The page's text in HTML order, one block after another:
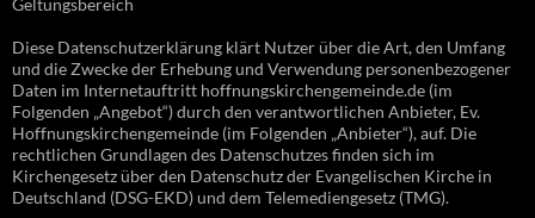
Geltungsbereich
Diese Datenschutzerklärung klärt Nutzer über die Art, den Umfang
und die Zwecke der Erhebung und Verwendung personenbezogener
Daten im Internetauftritt hoffnungskirchengemeinde.de (im
Folgenden „Angebot“) durch den verantwortlichen Anbieter, Ev.
Hoffnungskirchengemeinde (im Folgenden „Anbieter“), auf. Die
rechtlichen Grundlagen des Datenschutzes finden sich im
Kirchengesetz über den Datenschutz der Evangelischen Kirche in
Deutschland (DSG-EKD) und dem Telemediengesetz (TMG).